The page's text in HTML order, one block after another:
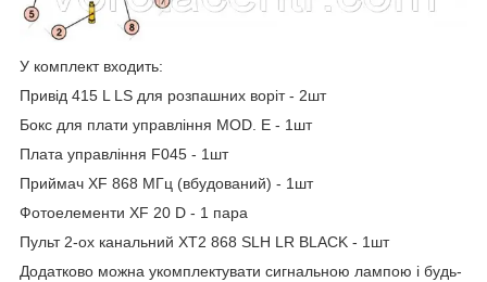
У комплект входить:
Привід 415 L LS для розпашних воріт - 2шт
Бокс для плати управління MOD. E - 1шт
Плата управління F045 - 1шт
Приймач XF 868 МГц (вбудований) - 1шт
Фотоелементи XF 20 D - 1 пара
Пульт 2-ох канальний XT2 868 SLH LR BLACK - 1шт
Додатково можна укомплектувати сигнальною лампою і будь-